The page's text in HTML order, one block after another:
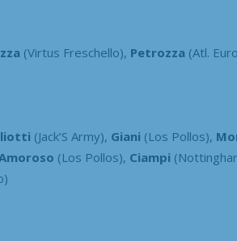
(Virtus Freschello), Petrozza (Atl.
(Jack’S Army), Giani (Los Pollos),
(Los Pollos), Ciampi